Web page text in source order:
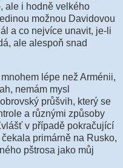
ale i hodně velkého
možnou Davidovou
a co nejvíce unavit, je-li
ale alespoň snad
lépe než Arménii,
nemám mysl
průšvih, který se
a různými způsoby
v případě pokračující
primárně na Rusko,
pštrosa jako můj